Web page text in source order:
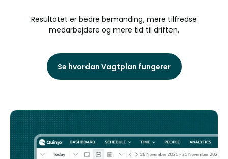
Resultatet er bedre bemanding, mere tilfredse
medarbejdere og mere tid til driften.
Se hvordan Vagtplan fungerer